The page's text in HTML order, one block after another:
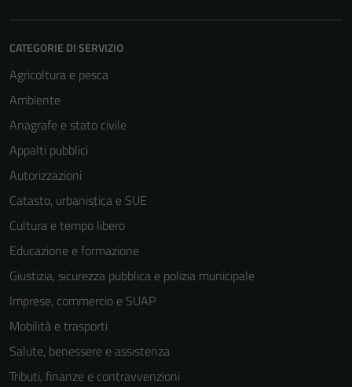
CATEGORIE DI SERVIZIO
Agricoltura e pesca
Ambiente
Anagrafe e stato civile
Appalti pubblici
Autorizzazioni
Catasto, urbanistica e SUE
Cultura e tempo libero
Educazione e formazione
Giustizia, sicurezza pubblica e polizia municipale
Imprese, commercio e SUAP
Mobilità e trasporti
Salute, benessere e assistenza
Tributi, finanze e contravvenzioni